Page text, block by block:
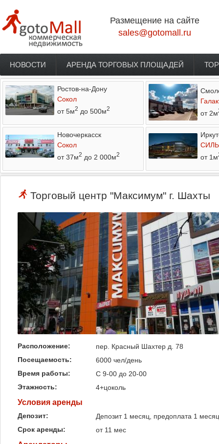
Размещение на сайте
sales@gotomall.ru
Главное меню
НОВОСТИ АРЕНДА ТОРГОВЫХ ПЛОЩАДЕЙ
Ростов-на-Дону
Сокол
от 5м2 до 500м2
от 2м
Новочеркасск
Сокол
от 37м2 до 2 000м2
от 1м
Торговый центр "Максимум" г. Шахты
Расположение:
пер. Красный Шахтер д. 78
Посещаемость:
6000 чел/день
Время работы:
С 9-00 до 20-00
Этажность:
4+цоколь
Условия аренды
Депозит:
Депозит 1 месяц, предоплата 1 месяц
Срок аренды:
от 11 мес